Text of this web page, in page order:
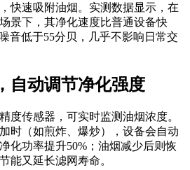
快速吸附油烟。实测数据显示，在
景下，其净化速度比普通设备快
音低于55分贝，几乎不影响日常交
自动调节净化强度
度传感器，可实时监测油烟浓度。
时（如煎炸、爆炒），设备会自动
化功率提升50%；油烟减少后则恢
能又延长滤网寿命。